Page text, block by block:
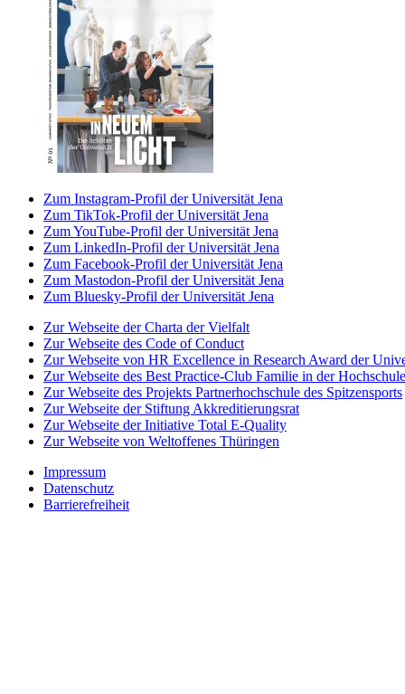
Zum Instagram-Profil der Universität Jena
Zum TikTok-Profil der Universität Jena
Zum YouTube-Profil der Universität Jena
Zum LinkedIn-Profil der Universität Jena
Zum Facebook-Profil der Universität Jena
Zum Mastodon-Profil der Universität Jena
Zum Bluesky-Profil der Universität Jena
Zur Webseite der Charta der Vielfalt
Zur Webseite des Code of Conduct
Zur Webseite von HR Excellence in Research Award der
Zur Webseite des Best Practice-Club Familie in der Hochschule
Zur Webseite des Projekts Partnerhochschule des Spitzensports
Zur Webseite der Stiftung Akkreditierungsrat
Zur Webseite der Initiative Total E-Quality
Zur Webseite von Weltoffenes Thüringen
Impressum
Datenschutz
Barrierefreiheit